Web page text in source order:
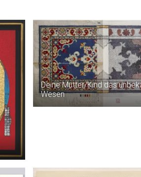
Deine Mutter/Kind das
Wesen